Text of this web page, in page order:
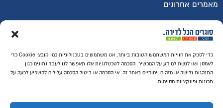
כדי לספק את חוויות המשתמש הטובות ביותר, אנו משתמשים בטכנולוגיות כמו קובצי Cookie כדי
לאחסן ו/או לגשת למידע על המכשיר. הסכמה לטכנולוגיות אלו תאפשר לנו לעבד נתונים כגון
התנהגות גלישה או מזהים ייחודיים באתר זה. אי הסכמה או ביטול הסכמה עלולים להשפיע לרעה על
תכונות ופונקציות מסוימות.
מאמרים אחרונים
רכישה מאובטחת SSL